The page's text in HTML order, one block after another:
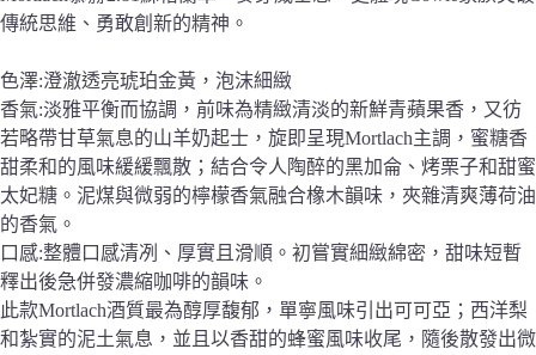
傳統思維、勇敢創新的精神。
色澤:澄澈透亮琥珀金黃，泡沫細緻
香氣:淡雅平衡而協調，前味為精緻清淡的新鮮青蘋果香，又彷
若略帶甘草氣息的山羊奶起士，旋即呈現Mortlach主調，蜜糖香
甜柔和的風味緩緩飄散；結合令人陶醉的黑加侖、烤栗子和甜蜜
太妃糖。泥煤與微弱的檸檬香氣融合橡木韻味，夾雜清爽薄荷油
的香氣。
口感:整體口感清冽、厚實且滑順。初嘗實細緻綿密，甜味短暫
釋出後急併發濃縮咖啡的韻味。
此款Mortlach酒質最為醇厚馥郁，單寧風味引出可可亞；西洋梨
和紮實的泥土氣息，並且以香甜的蜂蜜風味收尾，隨後散發出微